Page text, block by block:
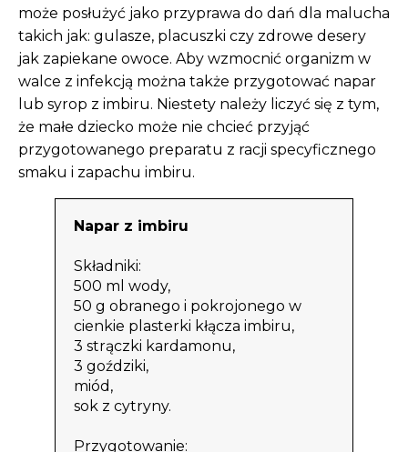
może posłużyć jako przyprawa do dań dla malucha
takich jak: gulasze, placuszki czy zdrowe desery
jak zapiekane owoce. Aby wzmocnić organizm w
walce z infekcją można także przygotować napar
lub syrop z imbiru. Niestety należy liczyć się z tym,
że małe dziecko może nie chcieć przyjąć
przygotowanego preparatu z racji specyficznego
smaku i zapachu imbiru.
Napar z imbiru
Składniki:
500 ml wody,
50 g obranego i pokrojonego w
cienkie plasterki kłącza imbiru,
3 strączki kardamonu,
3 goździki,
miód,
sok z cytryny.
Przygotowanie: